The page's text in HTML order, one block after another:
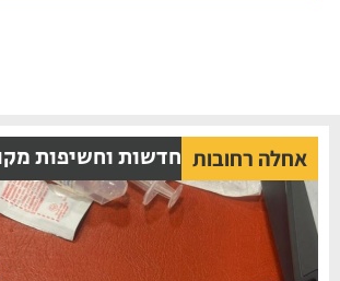
אחלה רחובות חדשות וחשיפות